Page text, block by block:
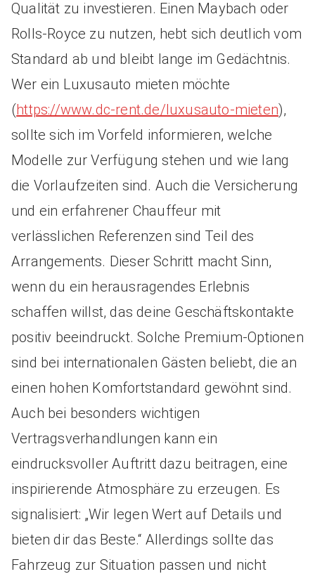
Qualität zu investieren. Einen Maybach oder
Rolls-Royce zu nutzen, hebt sich deutlich vom
Standard ab und bleibt lange im Gedächtnis.
Wer ein Luxusauto mieten möchte
(https://www.dc-rent.de/luxusauto-mieten),
sollte sich im Vorfeld informieren, welche
Modelle zur Verfügung stehen und wie lang
die Vorlaufzeiten sind. Auch die Versicherung
und ein erfahrener Chauffeur mit
verlässlichen Referenzen sind Teil des
Arrangements. Dieser Schritt macht Sinn,
wenn du ein herausragendes Erlebnis
schaffen willst, das deine Geschäftskontakte
positiv beeindruckt. Solche Premium-Optionen
sind bei internationalen Gästen beliebt, die an
einen hohen Komfortstandard gewöhnt sind.
Auch bei besonders wichtigen
Vertragsverhandlungen kann ein
eindrucksvoller Auftritt dazu beitragen, eine
inspirierende Atmosphäre zu erzeugen. Es
signalisiert: „Wir legen Wert auf Details und
bieten dir das Beste.“ Allerdings sollte das
Fahrzeug zur Situation passen und nicht